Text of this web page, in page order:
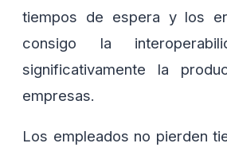
tiempos de espera y los
consigo la
significativamente la
empresas.
Los empleados no pierden